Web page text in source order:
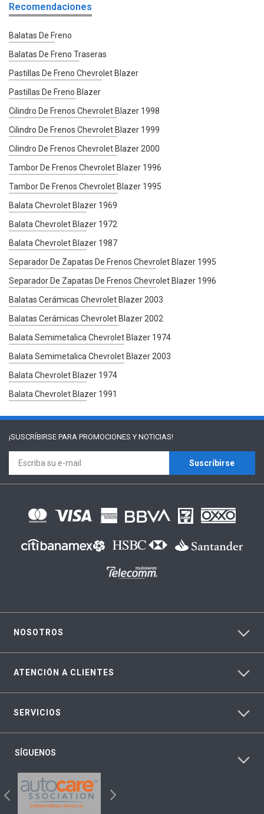
Recomendaciones
Balatas De Freno
Balatas De Freno Traseras
Pastillas De Freno Chevrolet Blazer
Pastillas De Freno Blazer
Cilindro De Frenos Chevrolet Blazer 1998
Cilindro De Frenos Chevrolet Blazer 1999
Cilindro De Frenos Chevrolet Blazer 2000
Tambor De Frenos Chevrolet Blazer 1996
Tambor De Frenos Chevrolet Blazer 1995
Balata Chevrolet Blazer 1969
Balata Chevrolet Blazer 1972
Balata Chevrolet Blazer 1987
Separador De Zapatas De Frenos Chevrolet Blazer 1995
Separador De Zapatas De Frenos Chevrolet Blazer 1996
Balatas Cerámicas Chevrolet Blazer 2003
Balatas Cerámicas Chevrolet Blazer 2002
Balata Semimetalica Chevrolet Blazer 1974
Balata Semimetalica Chevrolet Blazer 2003
Balata Chevrolet Blazer 1974
Balata Chevrolet Blazer 1991
¡SUSCRÍBIRSE PARA PROMOCIONES Y NOTICIAS!
Suscríbirse
NOSOTROS
ATENCIÓN A CLIENTES
SERVICIOS
SÍGUENOS